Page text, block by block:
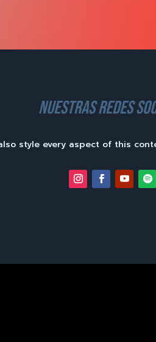
nuestras redes
style every aspect of this